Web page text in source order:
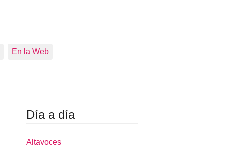
En la Web
Día a día
Altavoces